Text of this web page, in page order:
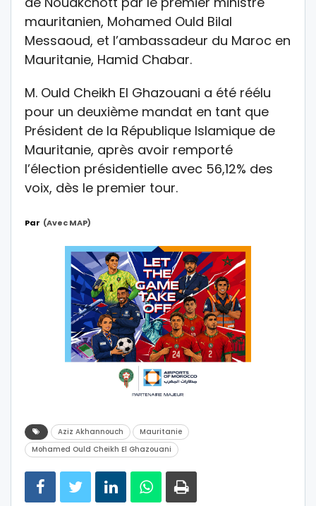
mauritanien, Mohamed Ould Bilal
Messaoud, et l’ambassadeur du Maroc en
Mauritanie, Hamid Chabar.
M. Ould Cheikh El Ghazouani a été réélu
pour un deuxième mandat en tant que
Président de la République Islamique de
Mauritanie, après avoir remporté
l’élection présidentielle avec 56,12% des
voix, dès le premier tour.
Par (avec MAP)
Aziz Akhannouch
Mauritanie
Mohamed Ould Cheikh El Ghazouani